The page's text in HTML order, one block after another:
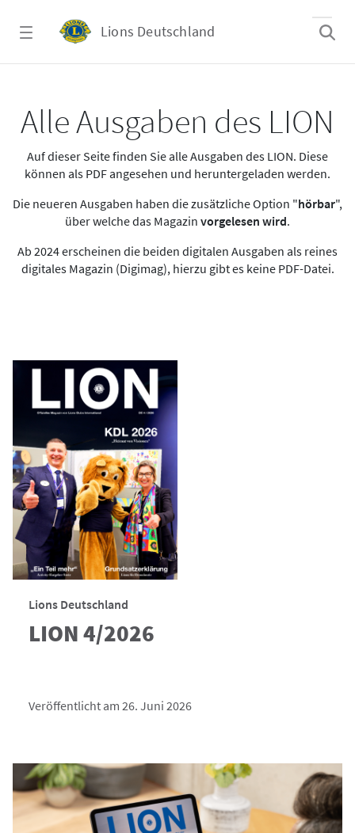
Lions Deutschland
Alle Ausgaben des LION
Auf dieser Seite finden Sie alle Ausgaben des LION. Diese
können als PDF angesehen und heruntergeladen werden.
Die neueren Ausgaben haben die zusätzliche Option "hörbar",
über welche das Magazin vorgelesen wird.
Ab 2024 erscheinen die beiden digitalen Ausgaben als reines
digitales Magazin (Digimag), hierzu gibt es keine PDF-Datei.
Lions Deutschland
LION 4/2026
Veröffentlicht am 26. Juni 2026